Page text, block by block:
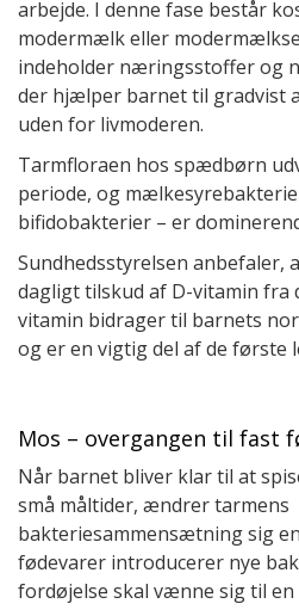
arbejde. I denne fase består
modermælk eller
indeholder næringsstoffer og
der hjælper barnet til gradvist
uden for livmoderen.
Tarmfloraen hos spædbørn
periode, og
bifidobakterier – er
Sundhedsstyrelsen anbefaler,
dagligt tilskud af D-vitamin fra
vitamin bidrager til barnets
og er en vigtig del af de første
Mos – overgangen til fast
Når barnet bliver klar til at
små måltider, ændrer tarmens
bakteriesammensætning sig
fødevarer introducerer nye
fordøjelse skal vænne sig til